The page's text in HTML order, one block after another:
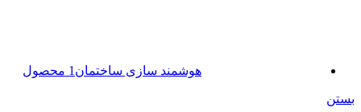
هوشمند سازی ساختمان 1 محصول
بستن